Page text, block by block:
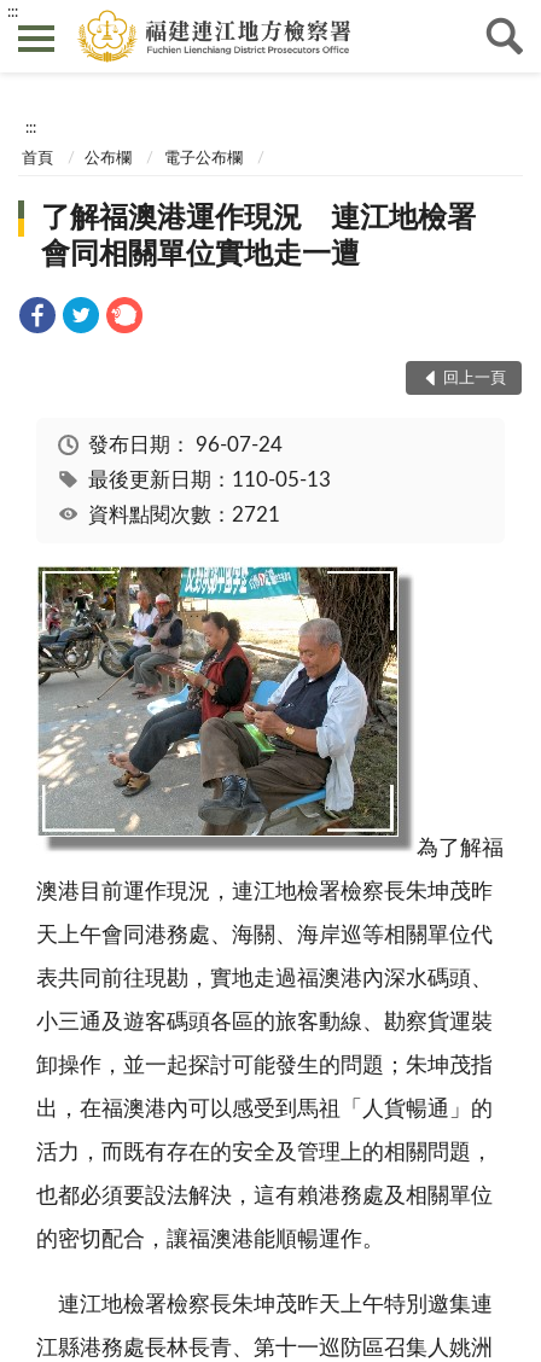
:::
:::
首頁 公布欄 電子公布欄
了解福澳港運作現況 連江地檢署
會同相關單位實地走一遭
回上一頁
發布日期： 96-07-24
最後更新日期：110-05-13
資料點閱次數：2721
為了解福
澳港目前運作現況，連江地檢署檢察長朱坤茂昨
天上午會同港務處、海關、海岸巡等相關單位代
表共同前往現勘，實地走過福澳港內深水碼頭、
小三通及遊客碼頭各區的旅客動線、勘察貨運裝
卸操作，並一起探討可能發生的問題；朱坤茂指
出，在福澳港內可以感受到馬祖「人貨暢通」的
活力，而既有存在的安全及管理上的相關問題，
也都必須要設法解決，這有賴港務處及相關單位
的密切配合，讓福澳港能順暢運作。
連江地檢署檢察長朱坤茂昨天上午特別邀集連
江縣港務處長林長青、第十一巡防區召集人姚洲